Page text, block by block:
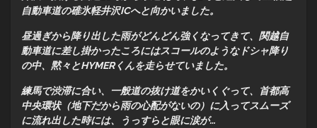
自動車道の碓氷軽井沢ICへと向かいました。
昼過ぎから降り出した雨がどんどん強くなってきて、関越自
動車道に差し掛かったころにはスコールのようなドシャ降り
の中、黙々とHYMERくんを走らせていました。
練馬で渋滞に合い、一般道の抜け道をかいくぐって、首都高
中央環状（地下だから雨の心配がないの）に入ってスムーズ
に流れ出した時には、うっすらと眼に涙が…